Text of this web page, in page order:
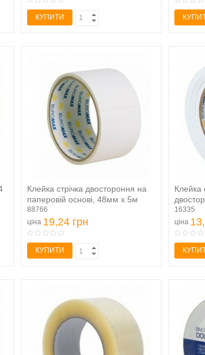
КУПИТИ
Клейка стрічка двостороння на
паперовій основі, 48мм х 5м
88766
ціна 19,24 грн
КУПИТИ
Клейка
16335
ціна